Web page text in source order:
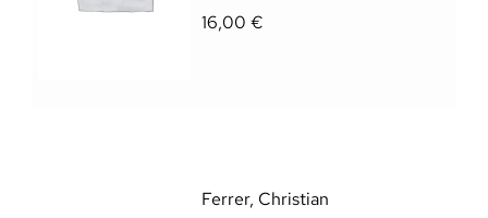
16,00 €
Ferrer, Christian